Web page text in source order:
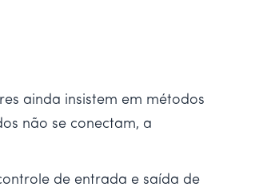
ainda insistem em métodos
não se conectam, a
de entrada e saída de